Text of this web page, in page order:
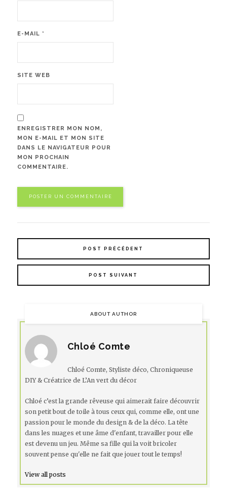
E-MAIL *
SITE WEB
ENREGISTRER MON NOM,
MON E-MAIL ET MON SITE
DANS LE NAVIGATEUR POUR
MON PROCHAIN
COMMENTAIRE.
POST PRÉCÉDENT
POST SUIVANT
ABOUT AUTHOR
Chloé Comte
Chloé Comte, Styliste déco, Chroniqueuse
DIY & Créatrice de L’An vert du décor
Chloé c’est la grande rêveuse qui aimerait faire découvrir
son petit bout de toile à tous ceux qui, comme elle, ont une
passion pour le monde du design & de la déco. La tête
dans les nuages et une âme d'enfant, travailler pour elle
est devenu un jeu. Même sa fille qui la voit bricoler
souvent pense qu'elle ne fait que jouer tout le temps!
View all posts